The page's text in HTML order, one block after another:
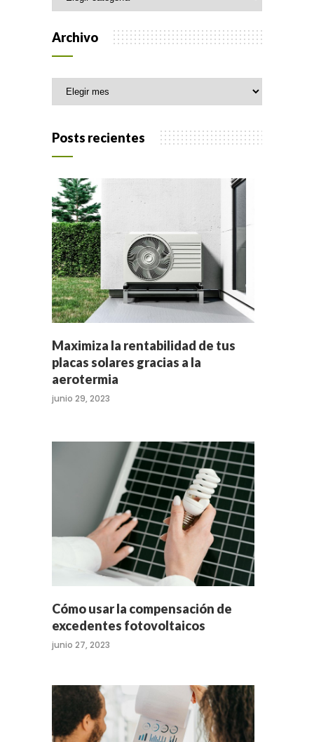
Archivo
Archivo
Posts recientes
Maximiza la rentabilidad de tus
placas solares gracias a la
aerotermia
junio 29, 2023
Cómo usar la compensación de
excedentes fotovoltaicos
junio 27, 2023